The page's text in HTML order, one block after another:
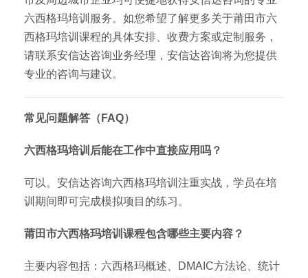
六西格玛培训服务。如您希望了解更多关于莆田市六
西格玛培训课程的具体安排、收费方案或定制服务，
请联系安信达咨询业务经理，安信达咨询将为您提供
专业的咨询与建议。
常见问题解答（FAQ）
六西格玛培训后能在工作中直接应用吗？
可以。安信达咨询六西格玛培训注重实战，学员在培
训期间即可完成模拟项目的练习。
莆田市六西格玛培训课程包含哪些主要内容？
主要内容包括：六西格玛概述、DMAIC方法论、统计